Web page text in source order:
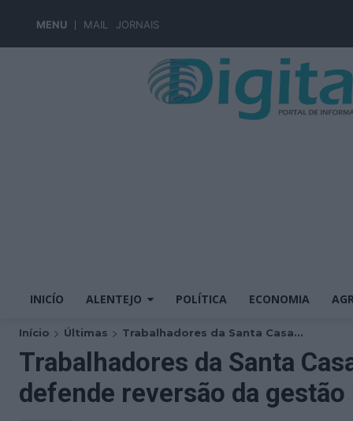
MENU MAIL JORNAIS
INICÍO ALENTEJO POLÍTICA ECONOMIA
Início Últimas Trabalhadores da Santa Casa...
Trabalhadores da Santa
defende reversão da